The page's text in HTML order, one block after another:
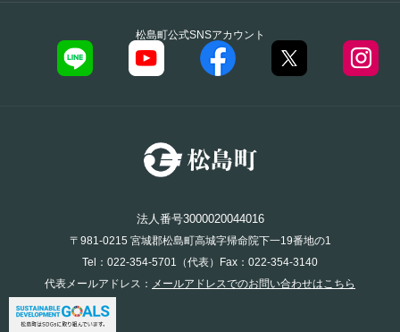
松島町公式SNSアカウント
法人番号3000020044016
〒981-0215 宮城郡松島町高城字帰命院下一19番地の1
Tel：022-354-5701（代表）Fax：022-354-3140
代表メールアドレス： メールアドレスでのお問い合わせはこちら